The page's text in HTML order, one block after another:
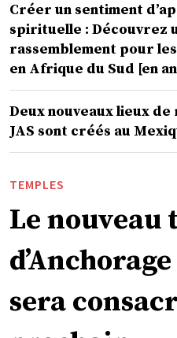
Créer un sentiment
spirituelle : Découvrez
rassemblement pour
en Afrique du Sud [en
Deux nouveaux lieux
JAS sont créés au
TEMPLES
Le nouveau
sera